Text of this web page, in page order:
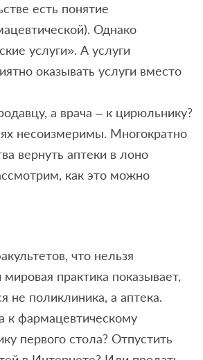
есть понятие
Однако
услуги». А услуги
оказывать услуги вместо
а врача – к цирюльнику?
несоизмеримы. Многократно
вернуть аптеки в лоно
как это можно
что нельзя
практика показывает,
не поликлиника, а аптека.
к фармацевтическому
первого стола? Отпустить